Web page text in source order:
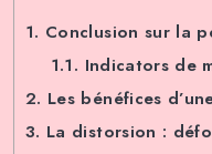
1. Conclusion sur la
1.1. Indicators de
2. Les bénéfices
3. La distorsion :